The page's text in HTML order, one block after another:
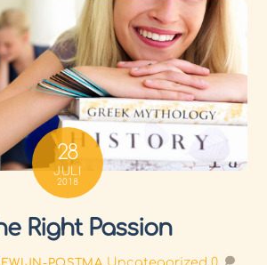
28
JULI
2018
Right Passion